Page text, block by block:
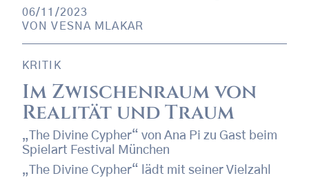
06/11/2023
VONVESNA MLAKAR
KRITIK
Im Zwischenraum von
Realität und Traum
„The Divine Cypher“ von Ana Pi zu Gast beim
Spielart Festival München
„The Divine Cypher“ lädt mit seiner Vielzahl